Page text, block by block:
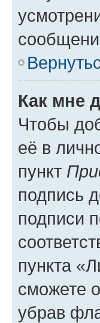
Как мне
Чтобы
её в
пункт
подпись
подписи
пункта
сможете
убрав